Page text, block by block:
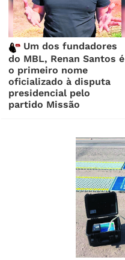
Um dos fundadores
do MBL, Renan Santos é
o primeiro nome
oficializado à disputa
presidencial pelo
partido Missão